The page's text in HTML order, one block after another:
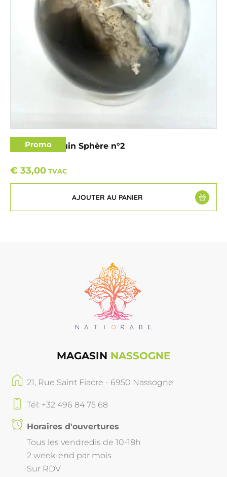
Promo
Agate pingouin Sphère n°2
€ 33,00 TVAC
AJOUTER AU PANIER
MAGASIN NASSOGNE
21, Rue Saint Fiacre - 6950 Nassogne
Tél: +32 496 84 75 68
Horaires d'ouvertures
Tous les vendredis de 10-18h
2 week-end par mois
Sur RDV